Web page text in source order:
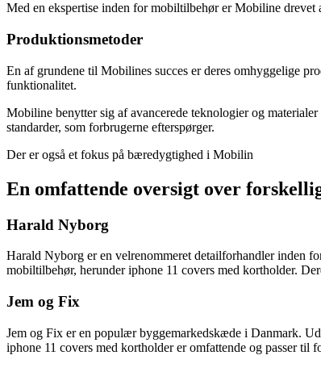
Med en ekspertise inden for mobiltilbehør er Mobiline drevet
Produktionsmetoder
En af grundene til Mobilines succes er deres omhyggelige
funktionalitet.
Mobiline benytter sig af avancerede teknologier og
standarder, som forbrugerne efterspørger.
Der er også et fokus på bæredygtighed i Mobilin
En omfattende oversigt over
Harald Nyborg
Harald Nyborg er en velrenommeret detailforhandler inden
mobiltilbehør, herunder iphone 11 covers med kortholder.
Jem og Fix
Jem og Fix er en populær byggemarkedskæde i Danmark.
iphone 11 covers med kortholder er omfattende og passer